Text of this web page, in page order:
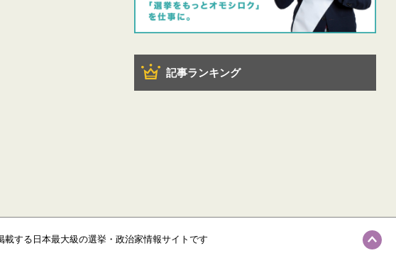
記事ランキング
する日本最大級の選挙・政治家情報サイトです